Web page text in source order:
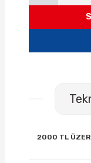
2000 TL